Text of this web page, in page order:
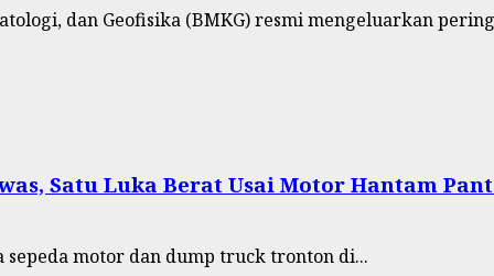
dan Geofisika (BMKG) resmi mengeluarkan
Satu Luka Berat Usai Motor Hantam
motor dan dump truck tronton di...